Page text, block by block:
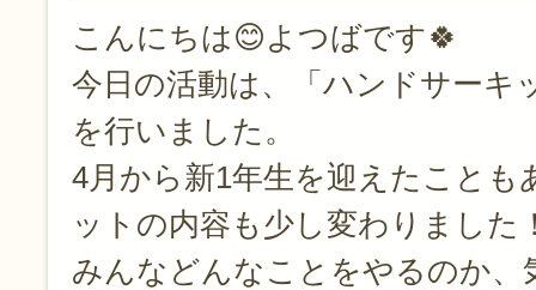
こんにちは😊よつばです🍀
今日の活動は、「ハンドサーキ
を行いました。
4月から新1年生を迎えたことも
ットの内容も少し変わりました
みんなどんなことをやるのか、